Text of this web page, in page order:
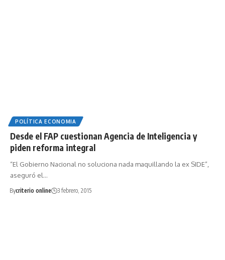
POLÍTICA ECONOMIA
Desde el FAP cuestionan Agencia de Inteligencia y
piden reforma integral
“El Gobierno Nacional no soluciona nada maquillando la ex SIDE”,
aseguró el…
Bycriterio online 3 febrero, 2015